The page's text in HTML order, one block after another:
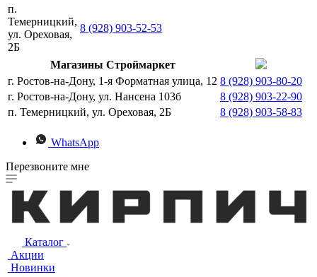
п.
Темерницкий,
ул. Ореховая,
2Б
8 (928) 903-52-53
Магазины Строймаркет
г. Ростов-на-Дону, 1-я Форматная улица, 12 8 (928) 903-80-20
г. Ростов-на-Дону, ул. Нансена 103б
8 (928) 903-22-90
п. Темерницкий, ул. Ореховая, 2Б
8 (928) 903-58-83
WhatsApp
Перезвоните мне
Каталог
Акции
Новинки